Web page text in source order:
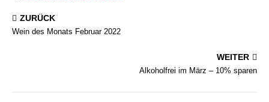
ZURÜCK
Wein des Monats Februar 2022
WEITER
Alkoholfrei im März – 10% sparen